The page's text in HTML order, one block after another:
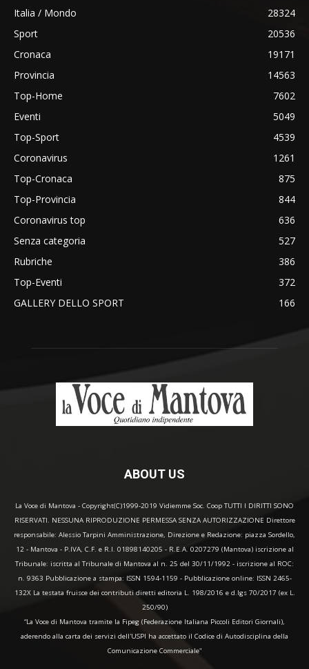
Italia / Mondo
28324
Sport
20536
Cronaca
19171
Provincia
14563
Top-Home
7602
Eventi
5049
Top-Sport
4539
Coronavirus
1261
Top-Cronaca
875
Top-Provincia
844
Coronavirus top
636
Senza categoria
527
Rubriche
386
Top-Eventi
372
GALLERY DELLO SPORT
166
ABOUT US
La Voce di Mantova - Copyright(C)1999-2019 Vidiemme Soc. Coop TUTTI I DIRITTI SONO
RISERVATI. NESSUNA RIPRODUZIONE PERMESSA SENZA AUTORIZZAZIONE Direttore
responsabile: Alessio Tarpini Amministrazione, Direzione e Redazione: piazza Sordello,
12 - Mantova - P.IVA, C.F. e R.I. 01898140205 - R.E.A. 0207279 (Mantova) iscrizione al
Tribunale: iscritta al Tribunale di Mantova al n. 25 del 30/11/1992 - iscrizione al ROC:
n. 9363 Pubblicazione a stampa: ISSN 1594-1159 - Pubblicazione online: ISSN 2465-
132X La testata fruisce dei contributi diretti editoria L. 198/2016 e d.lgs 70/2017 (ex L.
250/90)
“La Voce di Mantova tramite la Fipeg (Federazione Italiana Piccoli Editori Giornali),
aderendo alla carta dei servizi dell'USPI ha accettato il Codice di Autodisciplina della
Comunicazione Commerciale"